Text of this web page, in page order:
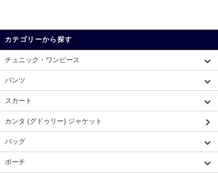
カテゴリーから探す
チュニック・ワンピース
パンツ
スカート
カンタ (グドゥリー) ジャケット
バッグ
ポーチ